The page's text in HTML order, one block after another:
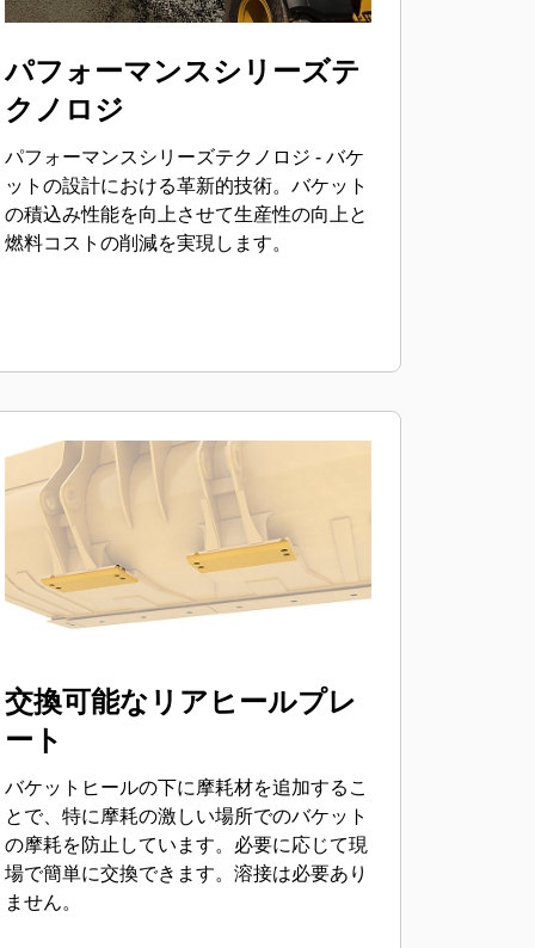
パフォーマンスシリーズテ
クノロジ
パフォーマンスシリーズテクノロジ - バケ
ットの設計における革新的技術。バケット
の積込み性能を向上させて生産性の向上と
燃料コストの削減を実現します。
交換可能なリアヒールプレ
ート
バケットヒールの下に摩耗材を追加するこ
とで、特に摩耗の激しい場所でのバケット
の摩耗を防止しています。必要に応じて現
場で簡単に交換できます。溶接は必要あり
ません。